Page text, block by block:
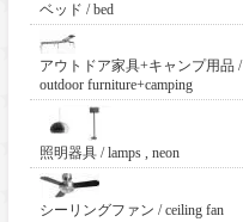
ベッド / bed
アウトドア家具+キャンプ用品 /
outdoor furniture+camping
照明器具 / lamps , neon
シーリングファン / ceiling fan